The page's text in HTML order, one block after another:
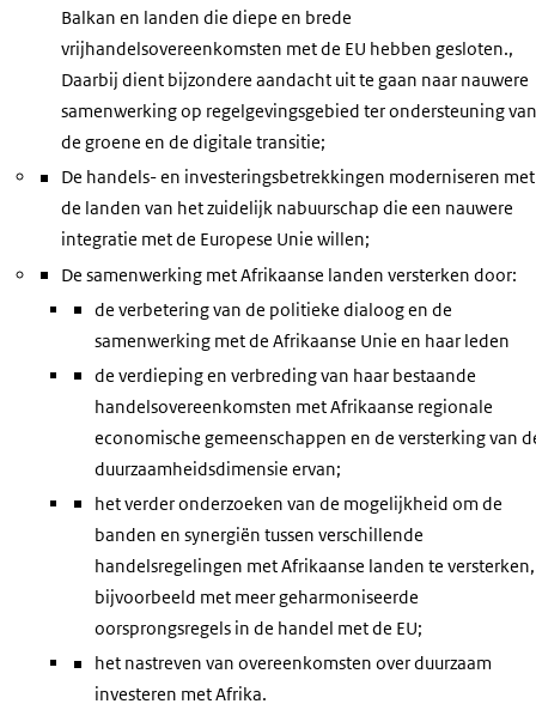
Balkan en landen die diepe en brede
vrijhandelsovereenkomsten met de EU hebben gesloten.,
Daarbij dient bijzondere aandacht uit te gaan naar nauwere
samenwerking op regelgevingsgebied ter ondersteuning van
de groene en de digitale transitie;
De handels- en investeringsbetrekkingen moderniseren met
de landen van het zuidelijk nabuurschap die een nauwere
integratie met de Europese Unie willen;
De samenwerking met Afrikaanse landen versterken door:
de verbetering van de politieke dialoog en de
samenwerking met de Afrikaanse Unie en haar leden
de verdieping en verbreding van haar bestaande
handelsovereenkomsten met Afrikaanse regionale
economische gemeenschappen en de versterking van
duurzaamheidsdimensie ervan;
het verder onderzoeken van de mogelijkheid om de
banden en synergiën tussen verschillende
handelsregelingen met Afrikaanse landen te versterken,
bijvoorbeeld met meer geharmoniseerde
oorsprongsregels in de handel met de EU;
het nastreven van overeenkomsten over duurzaam
investeren met Afrika.